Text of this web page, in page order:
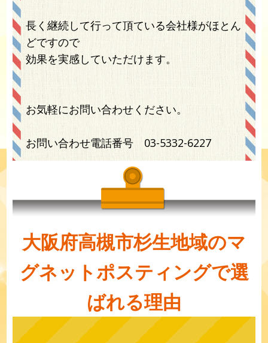
長く継続して行って頂ている会社様がほとん
どですので
効果を実感していただけます。
お気軽にお問い合わせください。
お問い合わせ電話番号 03-5332-6227
大阪府高槻市杉生地域のマ
グネットポスティングで選
ばれる理由